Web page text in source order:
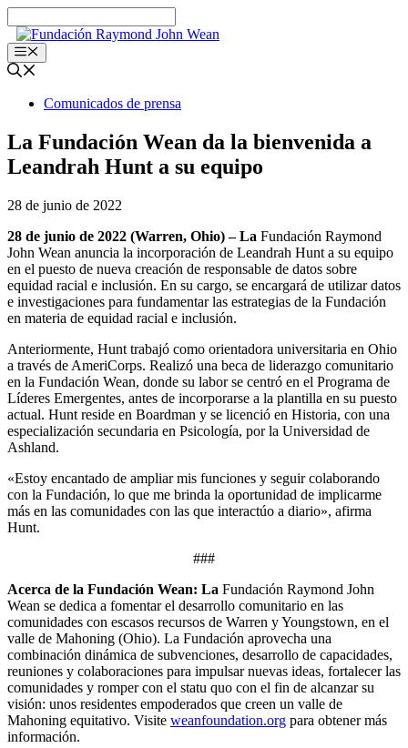
al
contenido
Menú
Comunicados de prensa
La Fundación Wean da la bienvenida a
Leandrah Hunt a su equipo
28 de junio de 2022
28 de junio de 2022 (Warren, Ohio) – La Fundación Raymond
John Wean anuncia la incorporación de Leandrah Hunt a su equipo
en el puesto de nueva creación de responsable de datos sobre
equidad racial e inclusión. En su cargo, se encargará de utilizar datos
e investigaciones para fundamentar las estrategias de la Fundación
en materia de equidad racial e inclusión.
Anteriormente, Hunt trabajó como orientadora universitaria en Ohio
a través de AmeriCorps. Realizó una beca de liderazgo comunitario
en la Fundación Wean, donde su labor se centró en el Programa de
Líderes Emergentes, antes de incorporarse a la plantilla en su puesto
actual. Hunt reside en Boardman y se licenció en Historia, con una
especialización secundaria en Psicología, por la Universidad de
Ashland.
«Estoy encantado de ampliar mis funciones y seguir colaborando
con la Fundación, lo que me brinda la oportunidad de implicarme
más en las comunidades con las que interactúo a diario», afirma
Hunt.
###
Acerca de la Fundación Wean: La Fundación Raymond John
Wean se dedica a fomentar el desarrollo comunitario en las
comunidades con escasos recursos de Warren y Youngstown, en el
valle de Mahoning (Ohio). La Fundación aprovecha una
combinación dinámica de subvenciones, desarrollo de capacidades,
reuniones y colaboraciones para impulsar nuevas ideas, fortalecer las
comunidades y romper con el statu quo con el fin de alcanzar su
visión: unos residentes empoderados que creen un valle de
Mahoning equitativo. Visite weanfoundation.org para obtener más
información.